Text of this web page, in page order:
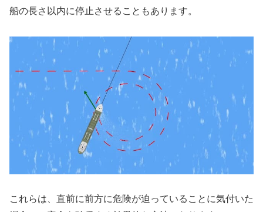
船の長さ以内に停止させることもあります。
これらは、直前に前方に危険が迫っていることに気付いた